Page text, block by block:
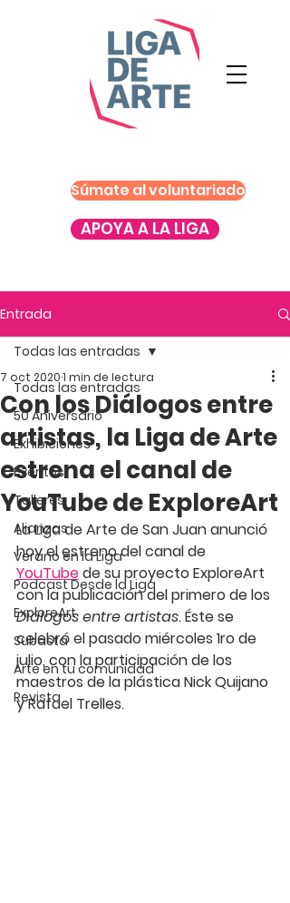
Súmate al voluntariado
APOYA A LA LIGA
Entrada
Todas las entradas
50 Aniversario
Exhibiciones
Eventos
Talleres
Alianzas
Verano en la Liga
Podcast Desde la Liga
ExploreArt
Subasta
Arte en tu comunidad
Revista
Todas las entradas
Con los Diálogos entre
artistas, la Liga de Arte
estrena el canal de
YouTube de ExploreArt
7 oct 20201 min de lectura
La Liga de Arte de San Juan anunció
hoy el estreno del canal de
YouTube de su proyecto ExploreArt
con la publicación del primero de los
Diálogos entre artistas. Éste se
celebró el pasado miércoles 1ro de
julio, con la participación de los
maestros de la plástica Nick Quijano
y Rafael Trelles.